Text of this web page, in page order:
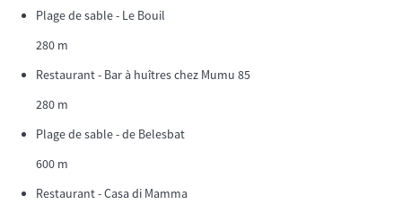
Plage de sable - Le Bouil
280 m
Restaurant - Bar à huîtres chez Mumu 85
280 m
Plage de sable - de Belesbat
600 m
Restaurant - Casa di Mamma